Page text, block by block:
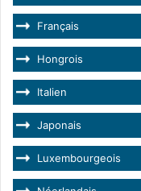
Français
Hongrois
Italien
Japonais
Luxembourgeois